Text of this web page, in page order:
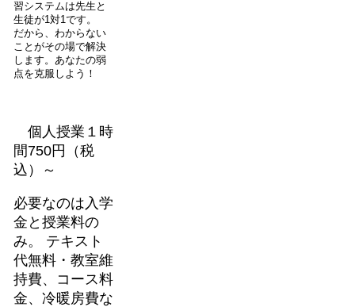
習システムは先生と
生徒が1対1です。
だから、わからない
ことがその場で解決
します。あなたの弱
点を克服しよう！
個人授業１時
間750円（税
込）～
必要なのは入学
金と授業料の
み。 テキスト
代無料・教室維
持費、コース料
金、冷暖房費な